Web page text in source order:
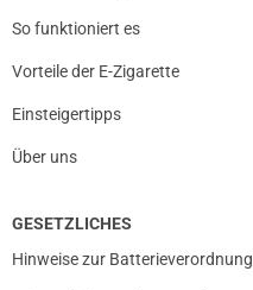
So funktioniert es
Vorteile der E-Zigarette
Einsteigertipps
Über uns
GESETZLICHES
Hinweise zur Batterieverordnung